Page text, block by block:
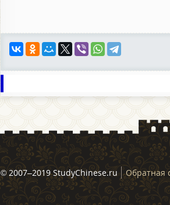
© 2007–2019 StudyChinese.ru Обратная